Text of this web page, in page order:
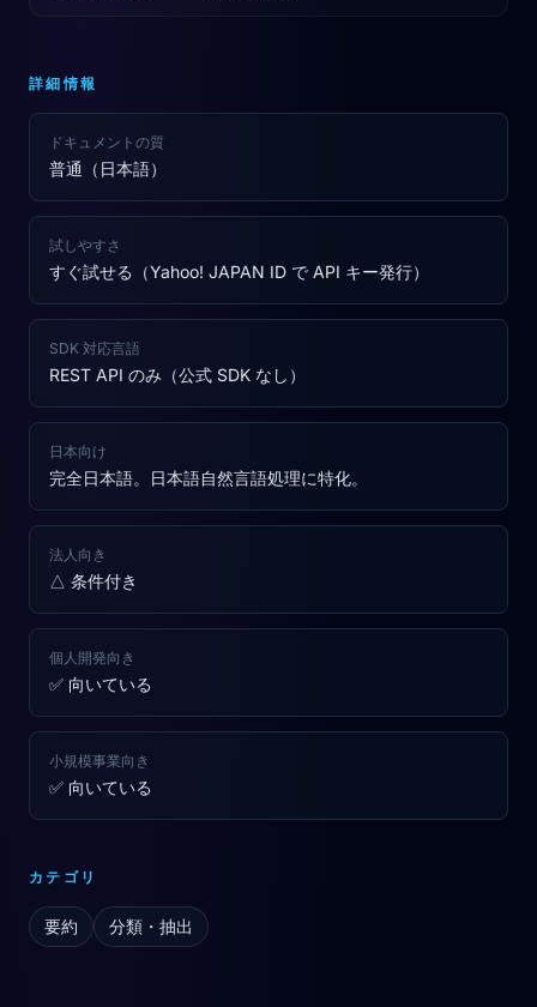
詳細情報
ドキュメントの質
普通（日本語）
試しやすさ
すぐ試せる（Yahoo! JAPAN ID で API キー発行）
SDK 対応言語
REST API のみ（公式 SDK なし）
日本向け
完全日本語。日本語自然言語処理に特化。
法人向き
△ 条件付き
個人開発向き
✅ 向いている
小規模事業向き
✅ 向いている
カテゴリ
要約 分類・抽出